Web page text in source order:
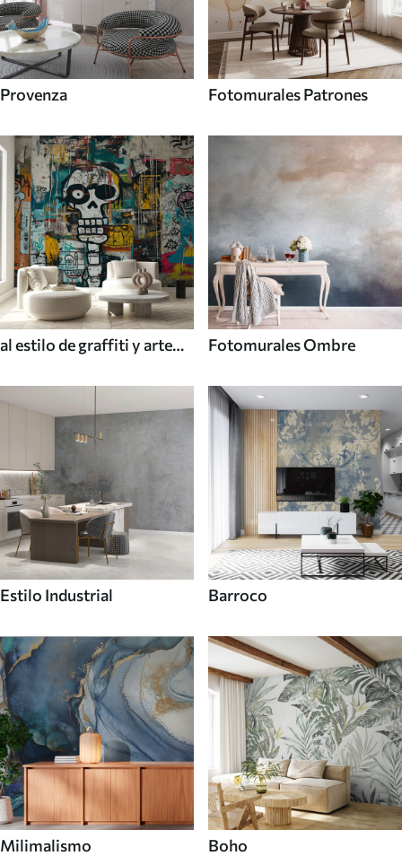
Provenza Fotomurales Patrones
al estilo de graffiti y arte
Fotomurales Ombre
Estilo Industrial Barroco
Milimalismo Boho